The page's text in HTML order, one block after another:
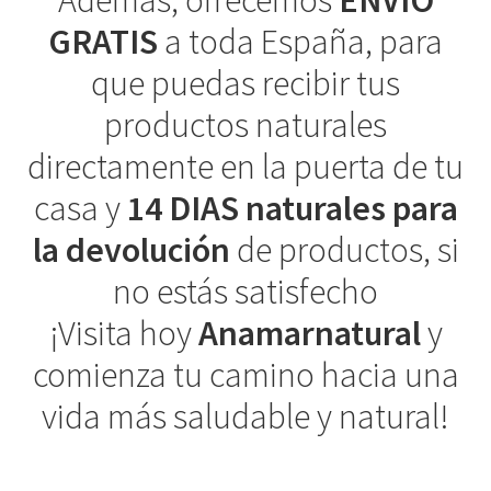
GRATIS a toda España, para
que puedas recibir tus
productos naturales
directamente en la puerta de tu
casa y 14 DIAS naturales para
la devolución de productos, si
no estás satisfecho
¡Visita hoyAnamarnaturaly
comienza tu camino hacia una
vida más saludable y natural!